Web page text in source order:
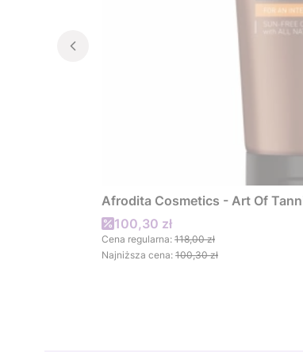
Afrodita Cosmetics - Art Of
Cena promocyjna
100,30 zł
Cena regularna: 118,00 zł
Najniższa cena: 100,30 zł